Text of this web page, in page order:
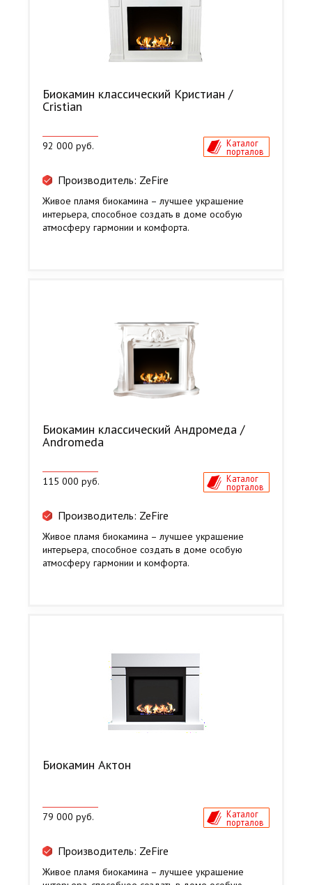
Биокамин классический Кристиан /
Cristian
92 000 руб. Каталог
порталов
Производитель: ZeFire
Живое пламя биокамина – лучшее украшение
интерьера, способное создать в доме особую
атмосферу гармонии и комфорта.
Биокамин классический Андромеда /
Andromeda
115 000 руб. Каталог
порталов
Производитель: ZeFire
Живое пламя биокамина – лучшее украшение
интерьера, способное создать в доме особую
атмосферу гармонии и комфорта.
Биокамин Актон
79 000 руб. Каталог
порталов
Производитель: ZeFire
Живое пламя биокамина – лучшее украшение